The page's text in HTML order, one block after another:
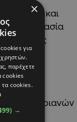
και
προστασία
της
των αυριανών
της
×
για
χρηστών.
παρέχετε
cookies
τα cookies.
→